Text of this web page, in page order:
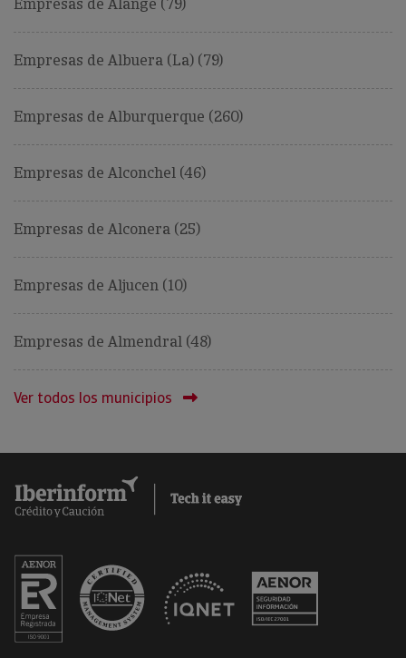
Empresas de Alange (79)
Empresas de Albuera (La) (79)
Empresas de Alburquerque (260)
Empresas de Alconchel (46)
Empresas de Alconera (25)
Empresas de Aljucen (10)
Empresas de Almendral (48)
Ver todos los municipios